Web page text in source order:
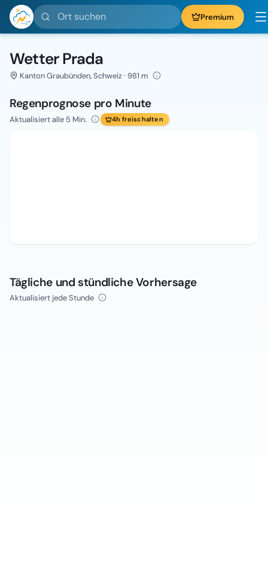
Ort suchen Premium
Wetter Prada
Kanton Graubünden, Schweiz · 981 m
Regenprognose pro Minute
Aktualisiert alle 5 Min. 4h freischalten
Tägliche und stündliche Vorhersage
Aktualisiert jede Stunde